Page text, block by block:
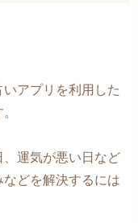
アプリを利用した
運気が悪い日など
どを解決するには